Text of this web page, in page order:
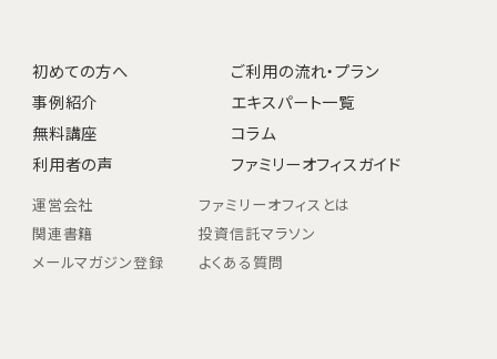
初めての方へ
ご利用の流れ・プラン
事例紹介
エキスパート一覧
無料講座
コラム
利用者の声
ファミリーオフィスガイド
運営会社
ファミリーオフィスとは
関連書籍
投資信託マラソン
メールマガジン登録
よくある質問